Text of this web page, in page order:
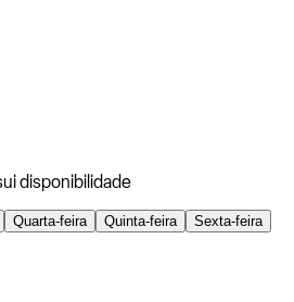
disponibilidade
Quarta-feira Quinta-feira
Sexta-feira